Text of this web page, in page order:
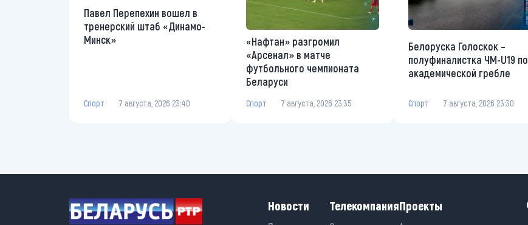
Павел Перепехин вошел в
тренерский штаб «Динамо-
Минск»
Спорт 7 августа, 2026 23:40
«Нафтан» разгромил
«Арсенал» в матче
футбольного чемпионата
Беларуси
Спорт 7 августа, 2026 23:35
Белоруска Голоскок –
полуфиналистка ЧМ-U19 по
академической гребле
Спорт 7 августа, 2026 23:30
Новости ТелекомпанияПроекты